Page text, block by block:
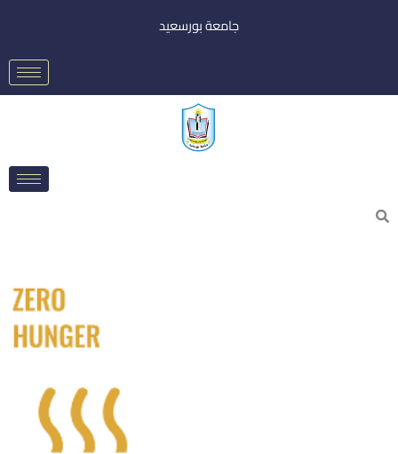
جامعة بورسعيد
Search